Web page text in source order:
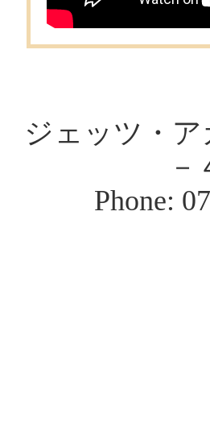
ジェッツ・ア
Phone: